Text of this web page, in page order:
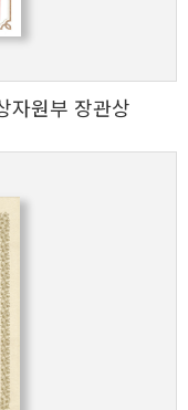
자원부 장관상